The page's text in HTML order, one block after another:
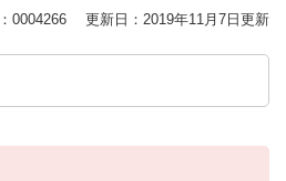
0004266 更新日：2019年11月7日更新